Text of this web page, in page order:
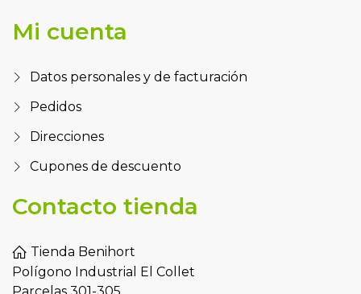
Mi cuenta
Datos personales y de facturación
Pedidos
Direcciones
Cupones de descuento
Contacto tienda
Tienda Benihort
Polígono Industrial El Collet